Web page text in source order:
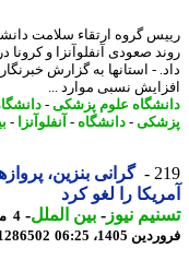
گروه ارتقاء سلامت
صعودی آنفلوآنزا و کرونا در
- استانها به گزارش خبرنگار
نسبی موارد ...
علوم پزشکی-دانشگاه
-دانشگاه-آنفلوآنزا-
گرانی بنزین، پروازهای
را لغو کرد
نیوز-بین الملل-
1405، 06:25
81286502